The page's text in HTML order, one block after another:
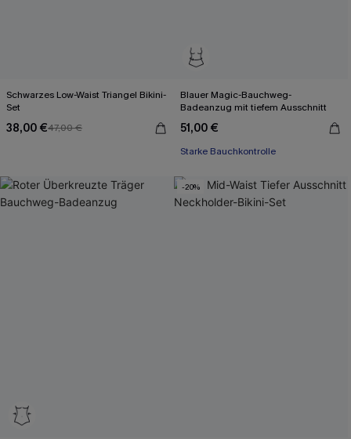
Schwarzes Low-Waist Triangel Bikini-
Set
38,00 €47,00 €
Blauer Magic-Bauchweg-
Badeanzug mit tiefem Ausschnitt
51,00 €
Starke Bauchkontrolle
-20%